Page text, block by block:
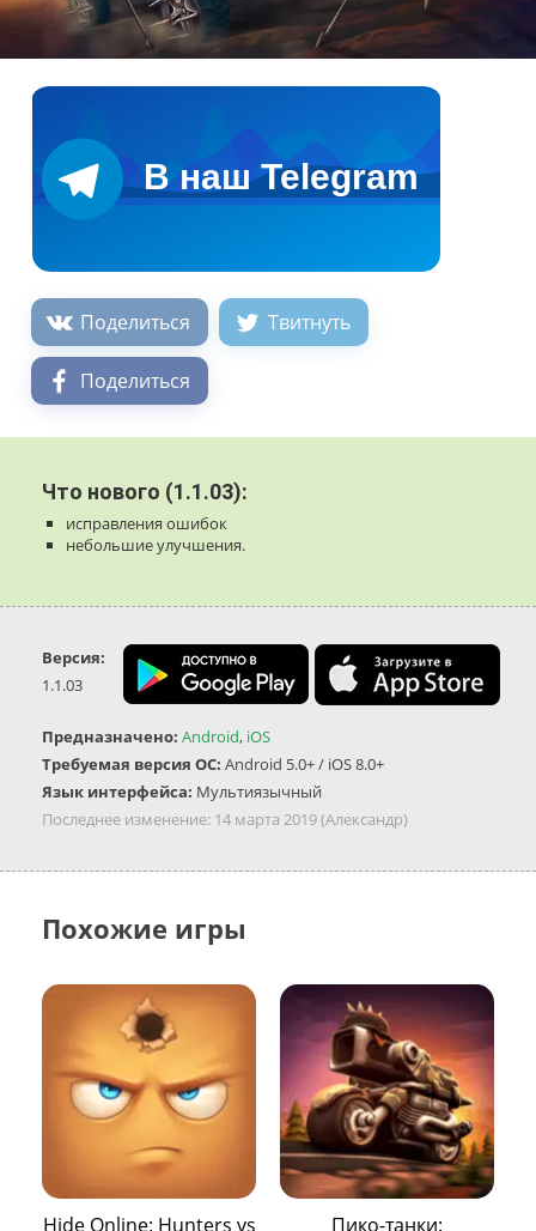
Поделиться Твитнуть
Поделиться
Что нового (1.1.03):
исправления ошибок
небольшие улучшения.
Версия:
1.1.03
Предназначено: Android, iOS
Требуемая версия ОС: Android 5.0+ / iOS 8.0+
Язык интерфейса: Мультиязычный
Последнее изменение: 14 марта 2019(Александр)
Похожие игры
Hide Online: Hunters vs Пико-танки: